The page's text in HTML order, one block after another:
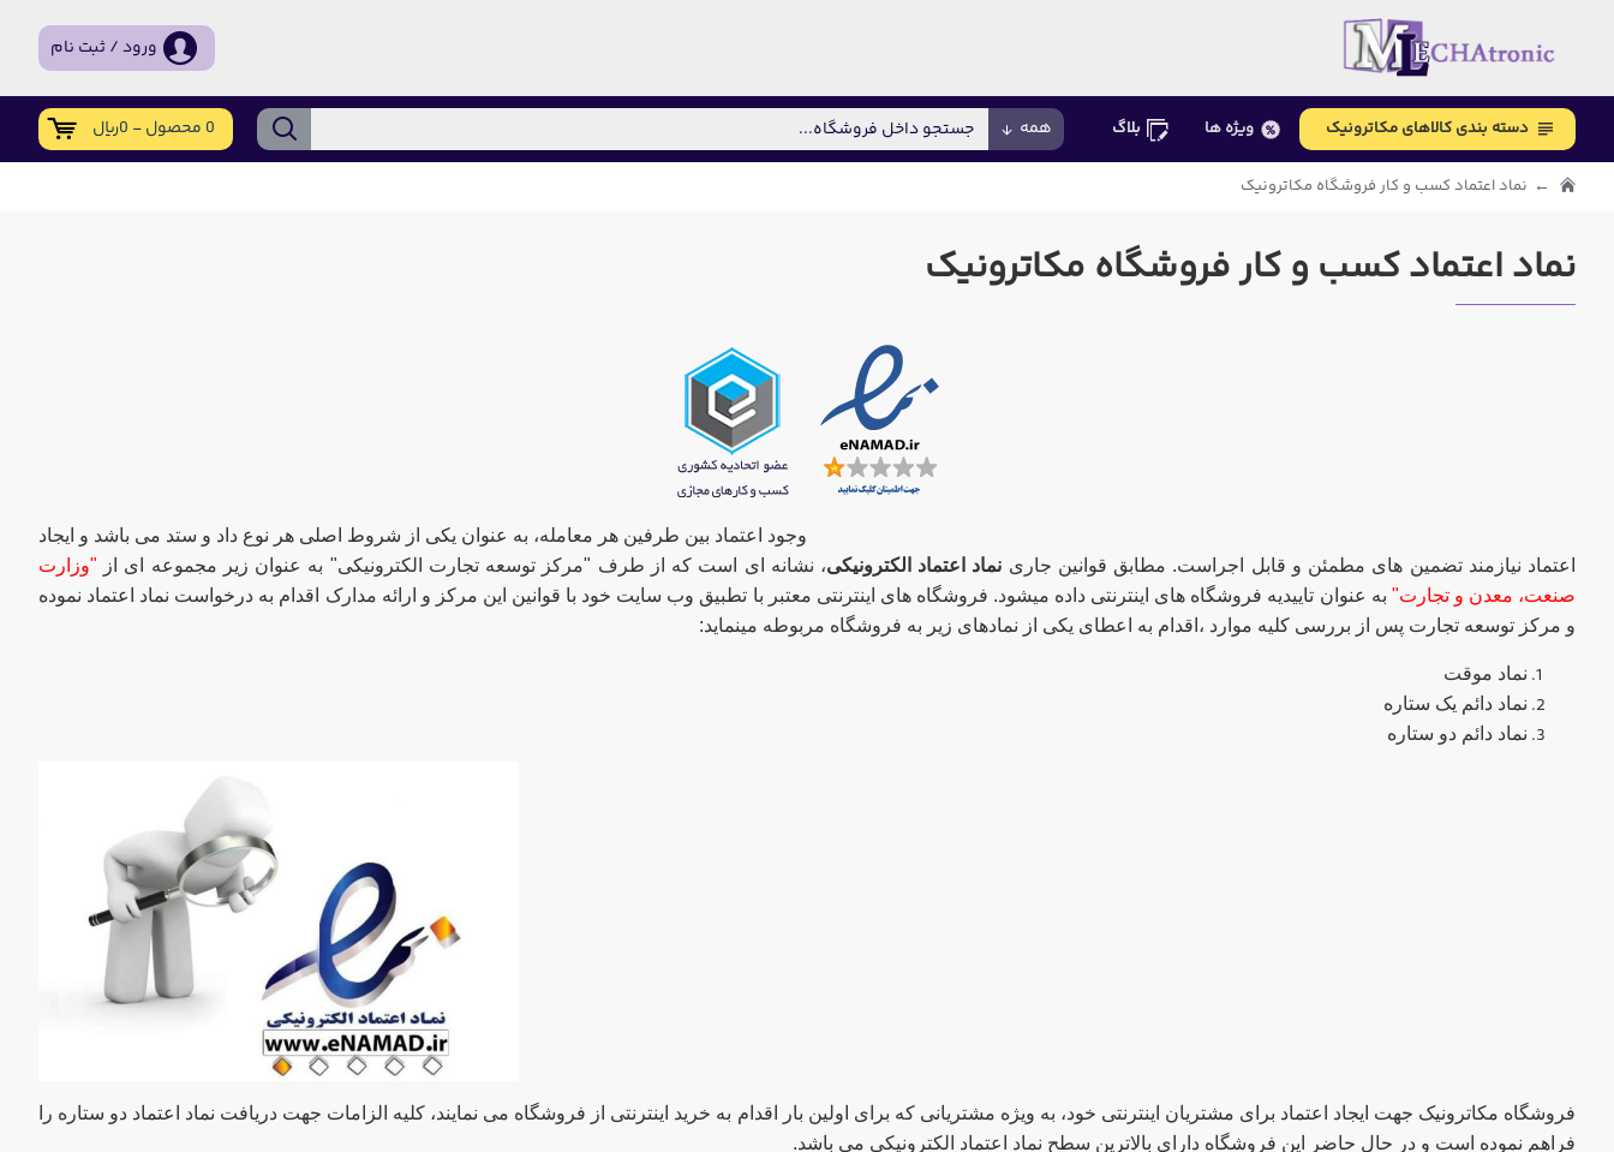
ورود / ثبت نام
دسته بندی کالاهای مکاترونیک ویژه ها بلاگ همه 0 محصول - 0ریال
نماد اعتماد کسب و کار فروشگاه مکاترونیک
نماد اعتماد کسب و کار فروشگاه مکاترونیک
وجود اعتماد بین طرفین هر معامله، به عنوان یکی از شروط اصلی هر نوع داد و ستد می باشد و ایجاد
اعتماد نیازمند تضمین های مطمئن و قابل اجراست. مطابق قوانین جاری نماد اعتماد الکترونیکی، نشانه ای است که از طرف "مرکز توسعه تجارت الکترونیکی" به عنوان زیر مجموعه ای از "وزارت
صنعت، معدن و تجارت" به عنوان تاییدیه فروشگاه های اینترنتی داده میشود. فروشگاه های اینترنتی معتبر با تطبیق وب سایت خود با قوانین این مرکز و ارائه مدارک اقدام به درخواست نماد اعتماد نموده
و مرکز توسعه تجارت پس از بررسی کلیه موارد ،اقدام به اعطای یکی از نمادهای زیر به فروشگاه مربوطه مینماید:
نماد موقت
نماد دائم یک ستاره
نماد دائم دو ستاره
فروشگاه مکاترونیک جهت ایجاد اعتماد برای مشتریان اینترنتی خود، به ویژه مشتریانی که برای اولین بار اقدام به خرید اینترنتی از فروشگاه می نمایند، کلیه الزامات جهت دریافت نماد اعتماد دو ستاره را
فراهم نموده است و در حال حاضر این فروشگاه دارای بالاترین سطح نماد اعتماد الکترونیکی می باشد.